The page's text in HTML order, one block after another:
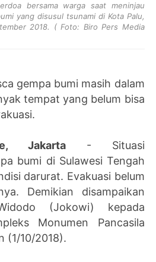
bersama warga saat meninjau
yang disusul tsunami di Kota Palu,
2018. ( Foto: Biro Pers Media
gempa bumi masih dalam
tempat yang belum bisa
Jakarta - Situasi
bumi di Sulawesi Tengah
darurat. Evakuasi belum
Demikian disampaikan
(Jokowi) kepada
Monumen Pancasila
(1/10/2018).